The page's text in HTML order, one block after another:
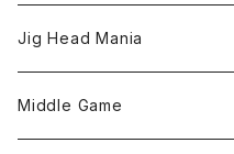
LightGame Worm
Bスネイクmicro
Snap
Jig Head Mania
Phase-up
Middle Game